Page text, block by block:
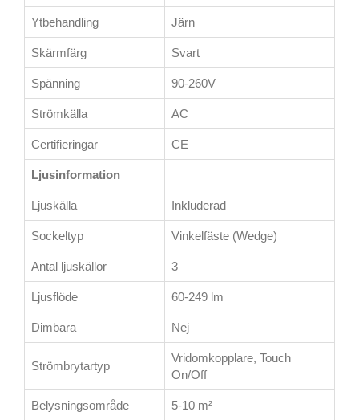
Ytbehandling Järn
Skärmfärg Svart
Spänning 90-260V
Strömkälla AC
Certifieringar CE
Ljusinformation
Ljuskälla Inkluderad
Sockeltyp Vinkelfäste (Wedge)
Antal ljuskällor 3
Ljusflöde 60-249 lm
Dimbara Nej
Strömbrytartyp
Vridomkopplare, Touch
On/Off
Belysningsområde 5-10 m²